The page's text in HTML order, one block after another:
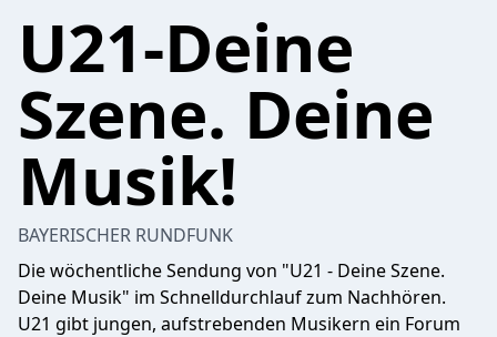
U21-Deine
Szene. Deine
Musik!
BAYERISCHER RUNDFUNK
Die wöchentliche Sendung von "U21 - Deine Szene.
Deine Musik" im Schnelldurchlauf zum Nachhören.
U21 gibt jungen, aufstrebenden Musikern ein Forum